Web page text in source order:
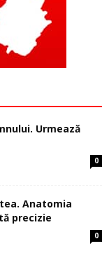
Urmează
0
Anatomia
precizie
0